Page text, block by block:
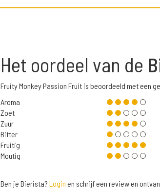
Het oordeel van de
Fruity Monkey Passion Fruit is beoordeeld met een
Aroma
Zoet
Zuur
Bitter
Fruitig
Moutig
Ben je Bierista? Login en schrijf een review en